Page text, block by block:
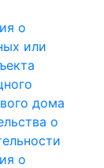
о
или
дома
о
о